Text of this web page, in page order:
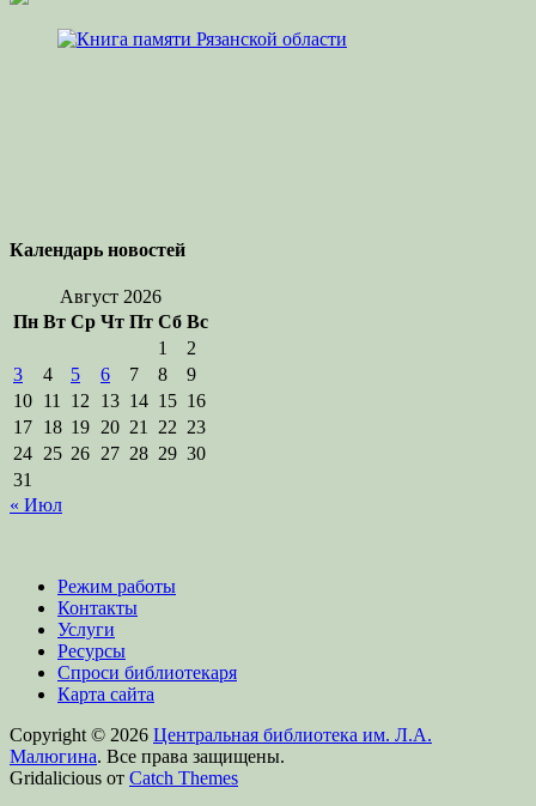
Календарь новостей
Август 2026
Пн Вт Ср Чт Пт Сб Вс
1
2
3
4 5 6 7 8
9
10 11 12 13 14 15 16
17 18 19 20 21 22 23
24 25 26 27 28 29 30
31
« Июл
Режим работы
Контакты
Услуги
Ресурсы
Спроси библиотекаря
Карта сайта
Copyright © 2026 Центральная библиотека им. Л.А.
Малюгина. Все права защищены.
Gridalicious от Catch Themes